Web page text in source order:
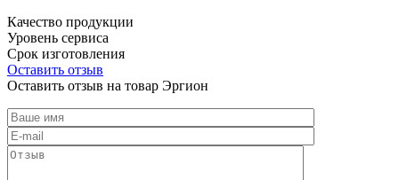
Качество продукции
Уровень сервиса
Срок изготовления
Оставить отзыв
Оставить отзыв на товар Эргион